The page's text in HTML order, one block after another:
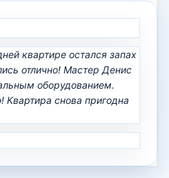
квартире остался запах
отлично! Мастер Денис
оборудованием.
Квартира снова пригодна